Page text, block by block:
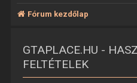
Fórum kezdőlap
GTAPLACE.HU -
FELTÉTELEK